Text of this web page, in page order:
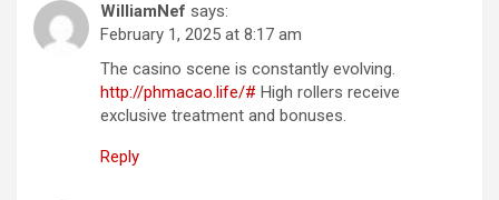
WilliamNef says:
February 1, 2025 at 8:17 am
The casino scene is constantly evolving.
http://phmacao.life/# High rollers receive
exclusive treatment and bonuses.
Reply